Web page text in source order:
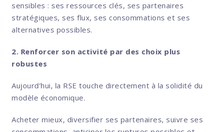
sensibles : ses ressources clés, ses partenaires
stratégiques, ses flux, ses consommations et ses
alternatives possibles.
2. Renforcer son activité par des choix plus
robustes
Aujourd’hui, la RSE touche directement à la solidité du
modèle économique.
Acheter mieux, diversifier ses partenaires, suivre ses